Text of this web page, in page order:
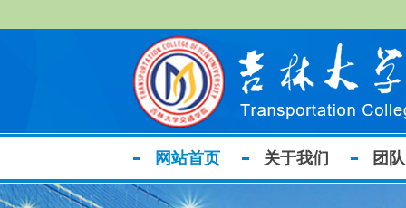
网站首页 关于我们 团